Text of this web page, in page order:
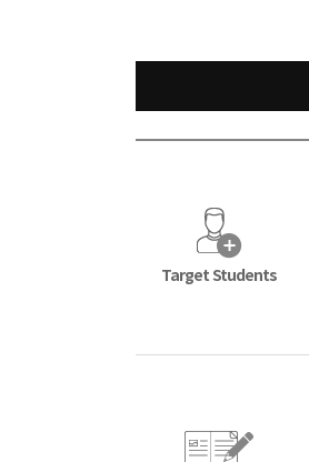
Target Students